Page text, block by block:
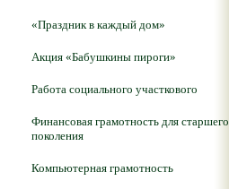
«Праздник в каждый дом»
Акция «Бабушкины пироги»
Работа социального участкового
Финансовая грамотность для старшего
поколения
Компьютерная грамотность